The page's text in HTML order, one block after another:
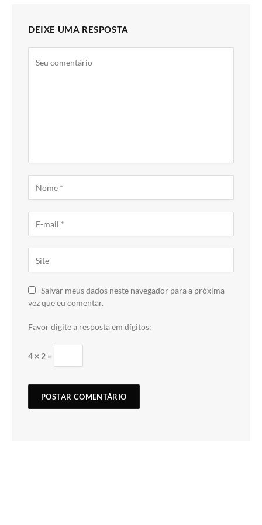
DEIXE UMA RESPOSTA
Salvar meus dados neste navegador para a próxima
vez que eu comentar.
Favor digite a resposta em dígitos:
4 × 2 =